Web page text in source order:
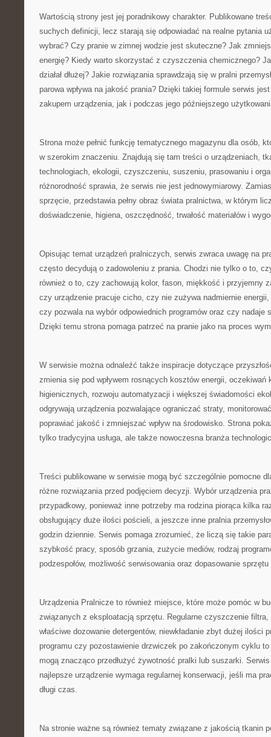
Wartością strony jest jej poradnikowy charakter. Publikowane
suchych definicji, lecz starają się odpowiadać na realne pytania
wybrać? Czy pranie w zimnej wodzie jest skuteczne? Jak
energię? Kiedy warto skorzystać z czyszczenia chemicznego?
działał dłużej? Jakie rozwiązania sprawdzają się w pralni
parowa wpływa na jakość prania? Dzięki takiej formule serwis
zakupem urządzenia, jak i podczas jego późniejszego
Strona może pełnić funkcję tematycznego magazynu dla osób,
w szerokim znaczeniu. Znajdują się tam treści o urządzeniach,
technologiach, ekologii, czyszczeniu, suszeniu, prasowaniu i
różnorodność sprawia, że serwis nie jest jednowymiarowy.
sprzęcie, przedstawia pełny obraz świata pralnictwa, w którym
doświadczenie, higiena, oszczędność, trwałość materiałów i
Opisując temat urządzeń pralniczych, serwis zwraca uwagę na
często decydują o zadowoleniu z prania. Chodzi nie tylko o to,
również o to, czy zachowują kolor, fason, miękkość i przyjemny
czy urządzenie pracuje cicho, czy nie zużywa nadmiernie energii,
czy pozwala na wybór odpowiednich programów oraz czy nadaje
Dzięki temu strona pomaga patrzeć na pranie jako na proces
W serwisie można odnaleźć także inspiracje dotyczące
zmienia się pod wpływem rosnących kosztów energii, oczekiwań
higienicznych, rozwoju automatyzacji i większej świadomości
odgrywają urządzenia pozwalające ograniczać straty,
poprawiać jakość i zmniejszać wpływ na środowisko. Strona
tylko tradycyjna usługa, ale także nowoczesna branża
Treści publikowane w serwisie mogą być szczególnie pomocne
różne rozwiązania przed podjęciem decyzji. Wybór urządzenia
przypadkowy, ponieważ inne potrzeby ma rodzina piorąca kilka
obsługujący duże ilości pościeli, a jeszcze inne pralnia
godzin dziennie. Serwis pomaga zrozumieć, że liczą się takie
szybkość pracy, sposób grzania, zużycie mediów, rodzaj
podzespołów, możliwość serwisowania oraz dopasowanie
Urządzenia Pralnicze to również miejsce, które może pomóc w
związanych z eksploatacją sprzętu. Regularne czyszczenie
właściwe dozowanie detergentów, niewkładanie zbyt dużej ilości
programu czy pozostawienie drzwiczek po zakończonym cyklu to
mogą znacząco przedłużyć żywotność pralki lub suszarki.
najlepsze urządzenie wymaga regularnej konserwacji, jeśli ma
długi czas.
Na stronie ważne są również tematy związane z jakością tkanin